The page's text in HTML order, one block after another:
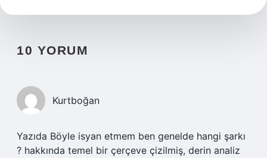
10 YORUM
Kurtboğan
Yazıda Böyle isyan etmem ben genelde hangi şarkı
? hakkında temel bir çerçeve çizilmiş, derin analiz